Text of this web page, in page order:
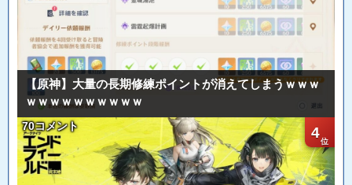
【原神】大量の長期修練ポイントが消えてしまうｗｗｗ
ｗｗｗｗｗｗｗｗｗｗ
4
70コメント